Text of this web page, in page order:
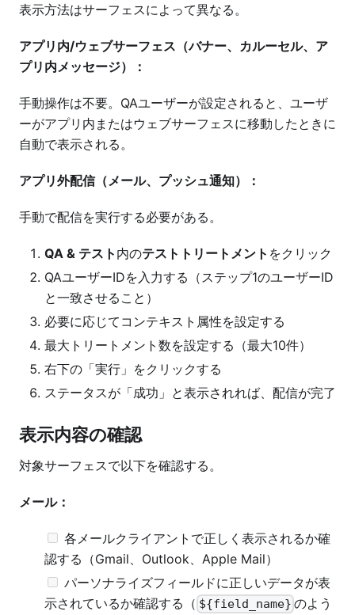
表示方法はサーフェスによって異なる。
アプリ内/ウェブサーフェス（バナー、カルーセル、ア
プリ内メッセージ）：
手動操作は不要。QAユーザーが設定されると、ユーザ
ーがアプリ内またはウェブサーフェスに移動したときに
自動で表示される。
アプリ外配信（メール、プッシュ通知）：
手動で配信を実行する必要がある。
QA & テスト 内のテストトリートメント をクリック
QAユーザーIDを入力する（ステップ1のユーザーID
と一致させること）
必要に応じてコンテキスト属性を設定する
最大トリートメント数を設定する（最大10件）
右下の「実行」をクリックする
ステータスが「成功」と表示されれば、配信が完了
表示内容の確認
対象サーフェスで以下を確認する。
メール：
各メールクライアントで正しく表示されるか確
認する（Gmail、Outlook、Apple Mail）
パーソナライズフィールドに正しいデータが表
示されているか確認する（ ${field_name} のよう